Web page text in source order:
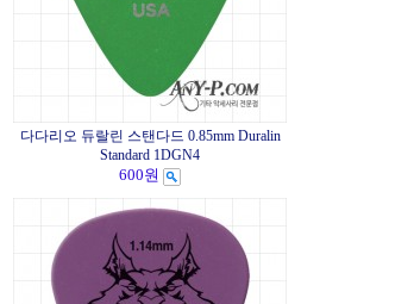
다다리오 듀랄린 스탠다드 0.85mm Duralin
Standard 1DGN4
600원